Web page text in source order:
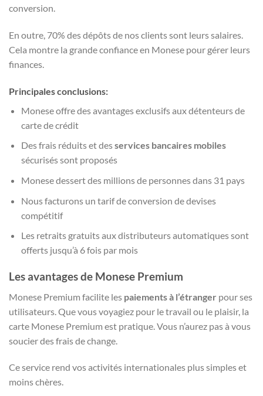
conversion.
En outre, 70% des dépôts de nos clients sont leurs salaires.
Cela montre la grande confiance en Monese pour gérer leurs
finances.
Principales conclusions:
Monese offre des avantages exclusifs aux détenteurs de
carte de crédit
Des frais réduits et desservices bancaires mobiles
sécurisés sont proposés
Monese dessert des millions de personnes dans 31 pays
Nous facturons un tarif de conversion de devises
compétitif
Les retraits gratuits aux distributeurs automatiques sont
offerts jusqu’à 6 fois par mois
Les avantages de Monese Premium
Monese Premium facilite les paiements à l’étranger pour ses
utilisateurs. Que vous voyagiez pour le travail ou le plaisir, la
carte Monese Premium est pratique. Vous n’aurez pas à vous
soucier des frais de change.
Ce service rend vos activités internationales plus simples et
moins chères.